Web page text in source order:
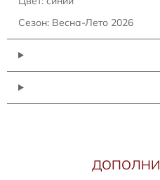
Сезон: Весна-Лето 2026